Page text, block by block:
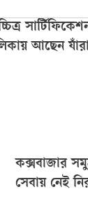
আছেন
কক্সবাজার
সেবায় নেই